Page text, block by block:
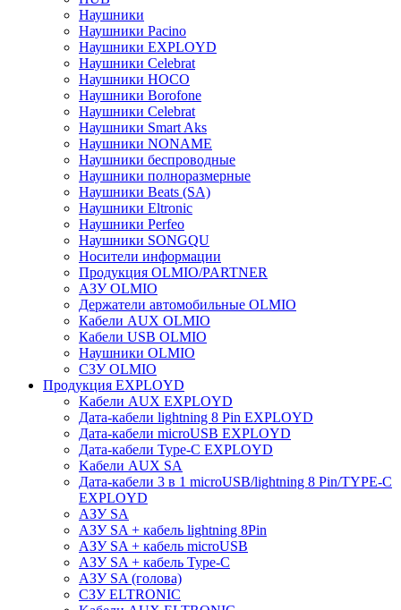
Наушники
Наушники Pacino
Наушники EXPLOYD
Наушники Celebrat
Наушники HOCO
Наушники Borofone
Наушники Celebrat
Наушники Smart Aks
Наушники NONAME
Наушники беспроводные
Наушники полноразмерные
Наушники Beats (SA)
Наушники Eltronic
Наушники Perfeo
Наушники SONGQU
Носители информации
Продукция OLMIO/PARTNER
АЗУ OLMIO
Держатели автомобильные OLMIO
Кабели AUX OLMIO
Кабели USB OLMIO
Наушники OLMIO
СЗУ OLMIO
Продукция EXPLOYD
Kабели AUX EXPLOYD
Дата-кабели lightning 8 Pin EXPLOYD
Дата-кабели microUSB EXPLOYD
Дата-кабели Type-C EXPLOYD
Kабели AUX SA
Дата-кабели 3 в 1 microUSB/lightning 8 Pin/TYPE-C
EXPLOYD
АЗУ SA
АЗУ SA + кабель lightning 8Pin
АЗУ SA + кабель microUSB
АЗУ SA + кабель Type-C
АЗУ SA (голова)
СЗУ ELTRONIC